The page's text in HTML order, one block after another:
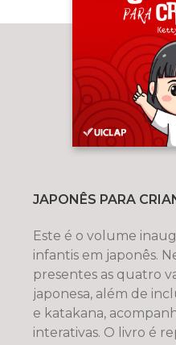
JAPONÊS PARA
Este é o volume
infantis em japonês.
presentes as quatro
japonesa, além de
e katakana,
interativas. O livro é